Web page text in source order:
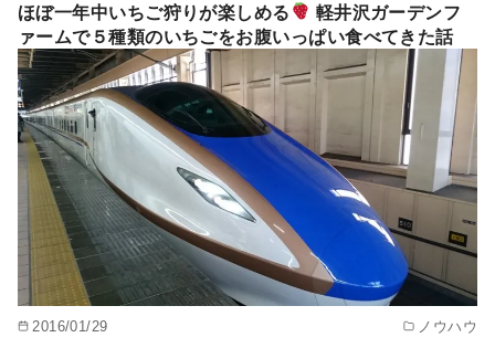
ほぼ一年中いちご狩りが楽しめる
軽井沢ガーデンフ
ァームで５種類のいちごをお腹いっぱい食べてきた話
2016/01/29 ノウハウ